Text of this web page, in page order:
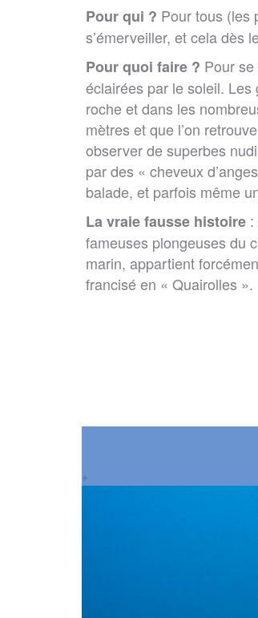
Pour qui ? Pour tous (les
s’émerveiller, et cela dès
Pour quoi faire ? Pour
éclairées par le soleil.
roche et dans les
mètres et que l’on
observer de superbes
par des « cheveux
balade, et parfois même
La vraie fausse histoire :
fameuses plongeuses du
marin, appartient
francisé en « Quairolles ».
+